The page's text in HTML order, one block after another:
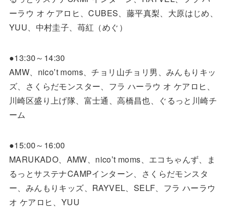
ーラウ オ ケアロヒ、CUBES、藤平真梨、大原はじめ、
YUU、中村圭子、苺紅（めぐ）
●13:30～14:30
AMW、nicoʼt moms、チョリ山チョリ男、みんもりキッ
ズ、さくらだモンスター、フラ ハーラウ オ ケアロヒ、
川崎区盛り上げ隊、富士通、高橋昌也、ぐるっと川崎チ
ーム
●15:00～16:00
MARUKADO、AMW、nicoʼt moms、エコちゃんず、ま
るっとサステナCAMPインターン、さくらだモンスタ
ー、みんもりキッズ、RAYVEL、SELF、フラ ハーラウ
オ ケアロヒ、YUU